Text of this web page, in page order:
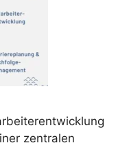
zentralen